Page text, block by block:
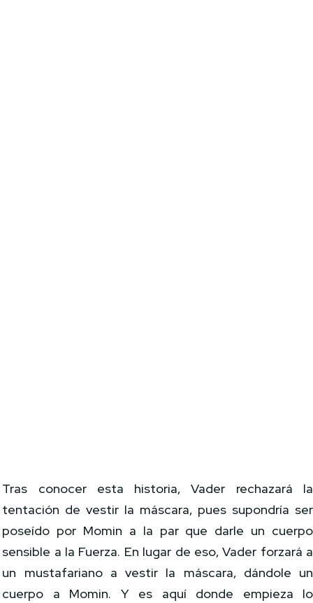
Tras conocer esta historia, Vader rechazará la
tentación de vestir la máscara, pues supondría ser
poseído por Momin a la par que darle un cuerpo
sensible a la Fuerza. En lugar de eso, Vader forzará a
un mustafariano a vestir la máscara, dándole un
cuerpo a Momin. Y es aquí donde empieza lo